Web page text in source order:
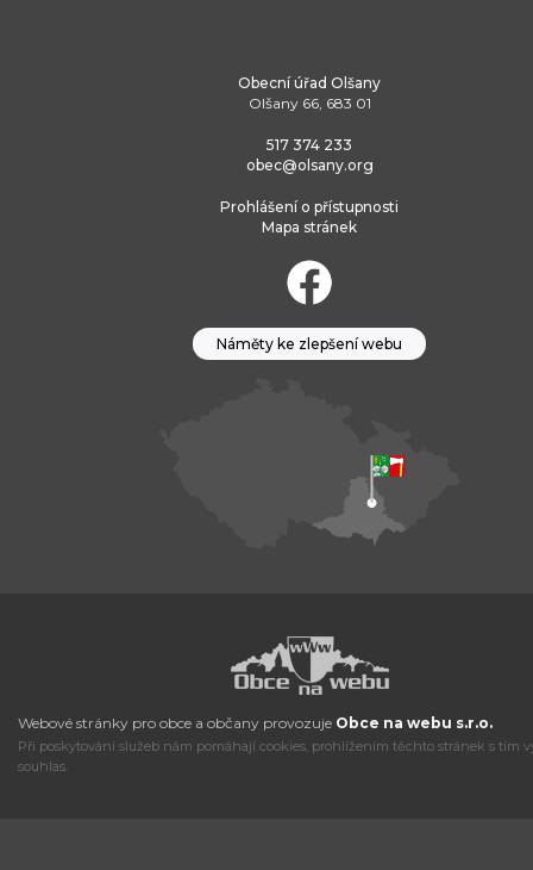
Obecní úřad Olšany
Olšany 66, 683 01
517 374 233
obec@olsany.org
Prohlášení o přístupnosti
Mapa stránek
Náměty ke zlepšení webu
Webové stránky pro obce a občany provozuje Obce na webu s.r.o.
Při poskytování služeb nám pomáhají cookies, prohlížením těchto stránek s tím
souhlas.